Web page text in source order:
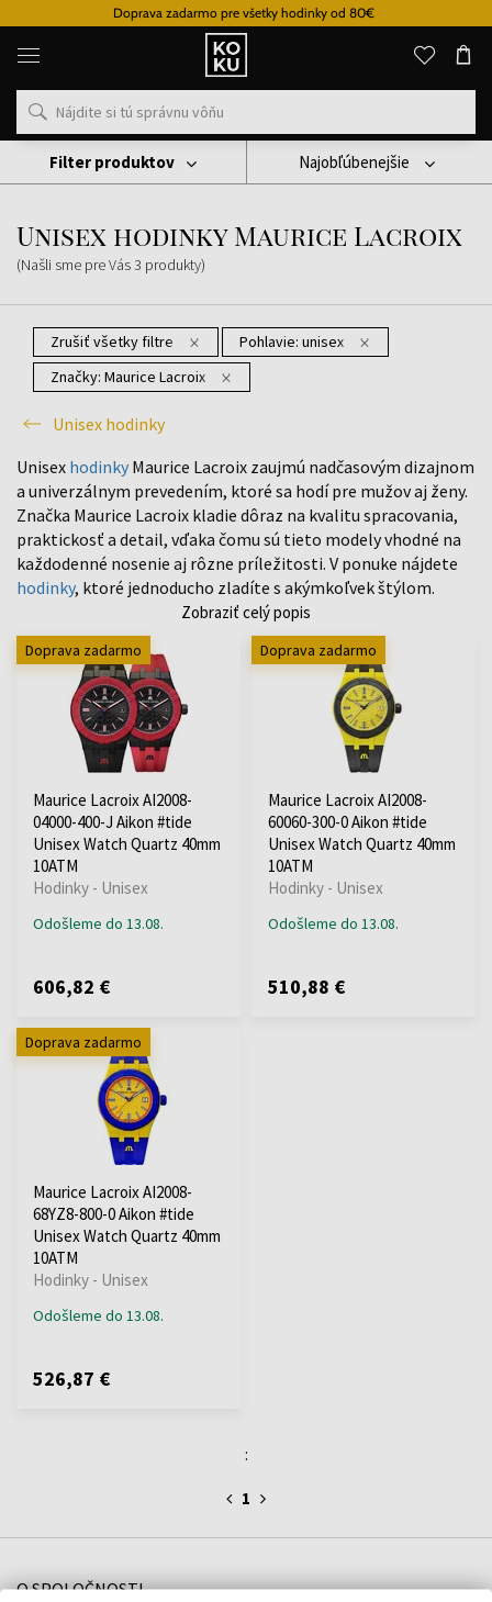
Doprava zadarmo pre všetky hodinky od 80€
Originálne
parfémy
hodinky
na
mieste
Hodinky
Unisex Hodinky Unisex Hodinky Maurice Lacroix
Unisex hodinky Maurice Lacroix
(Našli sme pre Vás3 produkty)
Najobľúbenejšie
Zrušiť všetky filtre Pohlavie: unisex
Značky: Maurice Lacroix
Unisex hodinky
Filter produktov
Unisex hodinky Maurice Lacroix zaujmú nadčasovým dizajnom
a univerzálnym prevedením, ktoré sa hodí pre mužov aj ženy.
Značka Maurice Lacroix kladie dôraz na kvalitu spracovania,
praktickosť a detail, vďaka čomu sú tieto modely vhodné na
každodenné nosenie aj rôzne príležitosti. V ponuke nájdete
hodinky, ktoré jednoducho zladíte s akýmkoľvek štýlom.
Zobraziť celý popis
Doprava zadarmo
Maurice Lacroix AI2008-
04000-400-J Aikon #tide
Unisex Watch Quartz 40mm
10ATM
Hodinky - Unisex
Odošleme do 13.08.
606,82 €
Doprava zadarmo
Maurice Lacroix AI2008-
60060-300-0 Aikon #tide
Unisex Watch Quartz 40mm
10ATM
Hodinky - Unisex
Odošleme do 13.08.
510,88 €
Doprava zadarmo
Maurice Lacroix AI2008-
68YZ8-800-0 Aikon #tide
Unisex Watch Quartz 40mm
10ATM
Hodinky - Unisex
Odošleme do 13.08.
526,87 €
:
1
O SPOLOČNOSTI